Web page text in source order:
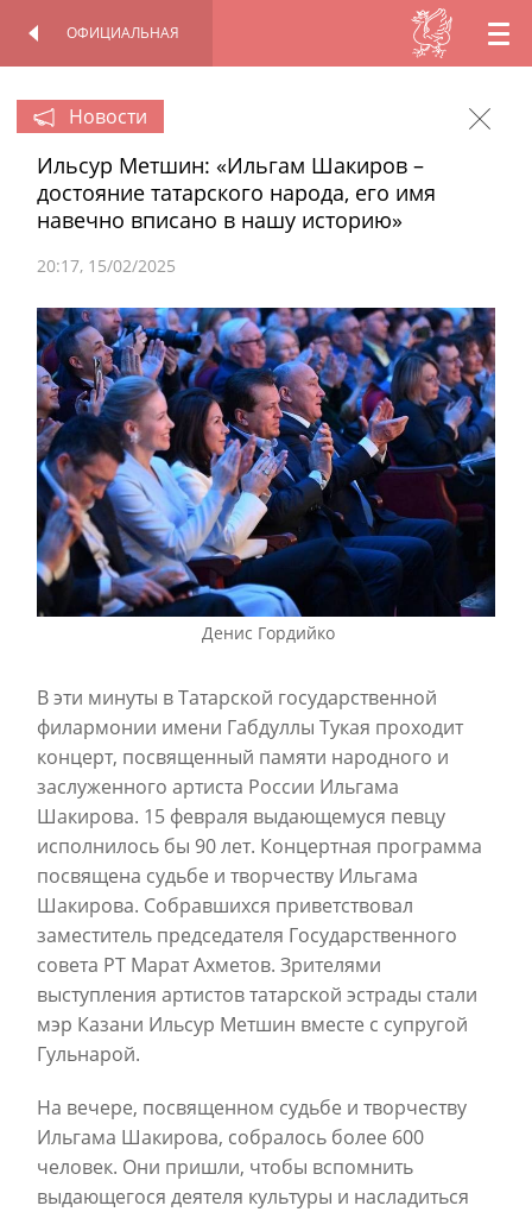
RU
ОФИЦИАЛЬНАЯ
Новости
Ильсур Метшин: «Ильгам Шакиров –
достояние татарского народа, его имя
навечно вписано в нашу историю»
20:17 15/02/2025
Денис Гордийко
В эти минуты в Татарской государственной
филармонии имени Габдуллы Тукая проходит
концерт, посвященный памяти народного и
заслуженного артиста России Ильгама
Шакирова. 15 февраля выдающемуся певцу
исполнилось бы 90 лет. Концертная программа
посвящена судьбе и творчеству Ильгама
Шакирова. Собравшихся приветствовал
заместитель председателя Государственного
совета РТ Марат Ахметов. Зрителями
выступления артистов татарской эстрады стали
мэр Казани Ильсур Метшин вместе с супругой
Гульнарой.
На вечере, посвященном судьбе и творчеству
Ильгама Шакирова, собралось более 600
человек. Они пришли, чтобы вспомнить
выдающегося деятеля культуры и насладиться
ПЕРСОНАЛЬНАЯ
ОФИЦИАЛЬНАЯ